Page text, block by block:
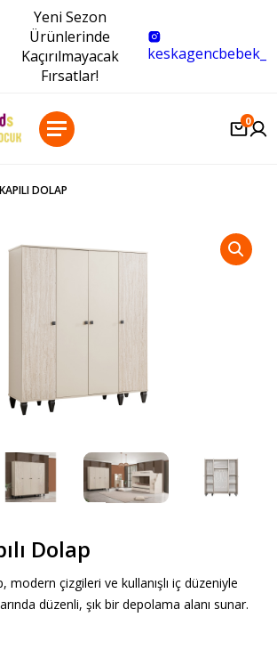
Yeni Sezon
Ürünlerinde
Kaçırılmayacak
Fırsatlar!
keskagencbebek_
0
DOLAP
Dolap
modern çizgileri ve kullanışlı iç düzeniyle
düzenli, şık bir depolama alanı sunar.